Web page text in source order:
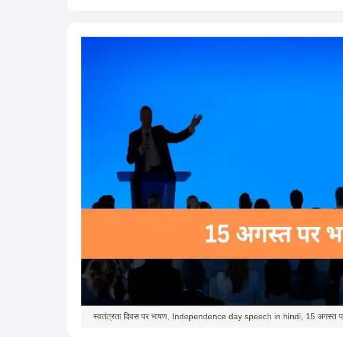
स्वतंत्रता दिवस पर भाषण, Independence day speech in hindi, 15 अगस्त